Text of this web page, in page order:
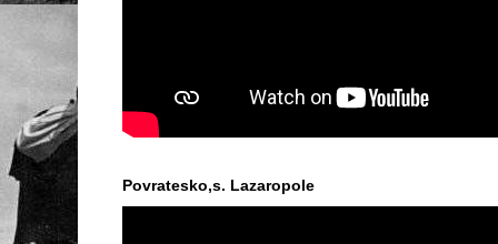
Povratesko,s. Lazaropole